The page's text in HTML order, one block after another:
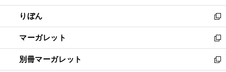
開
く
ウ
で
開
く
ン
ド
ウ
で
開
く
ウ
ィ
ン
ド
ウ
で
開
りぼん
新
し
い
ウ
ィ
マーガレット
新
し
い
別冊マーガレット
新